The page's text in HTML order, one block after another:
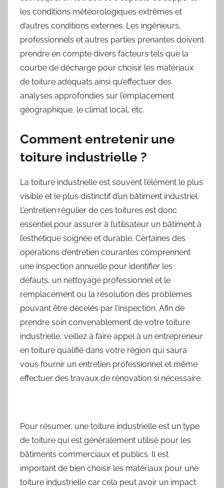
les conditions météorologiques extrêmes et
d’autres conditions externes. Les ingénieurs,
professionnels et autres parties prenantes doivent
prendre en compte divers facteurs tels que la
courbe de décharge pour choisir les matériaux
de toiture adéquats ainsi qu’effectuer des
analyses approfondies sur l’emplacement
géographique, le climat local, etc.
Comment entretenir une
toiture industrielle ?
La toiture industrielle est souvent l’élément le plus
visible et le plus distinctif d’un bâtiment industriel.
L’entretien régulier de ces toitures est donc
essentiel pour assurer à l’utilisateur un bâtiment à
l’esthétique soignée et durable. Certaines des
opérations d’entretien courantes comprennent
une inspection annuelle pour identifier les
défauts, un nettoyage professionnel et le
remplacement ou la résolution des problèmes
pouvant être décelés par l’inspection. Afin de
prendre soin convenablement de votre toiture
industrielle, veillez à faire appel à un entrepreneur
en toiture qualifié dans votre région qui saura
vous fournir un entretien professionnel et même
effectuer des travaux de rénovation si nécessaire.
Pour résumer, une toiture industrielle est un type
de toiture qui est généralement utilisé pour les
bâtiments commerciaux et publics. Il est
important de bien choisir les matériaux pour une
toiture industrielle car cela peut avoir un impact